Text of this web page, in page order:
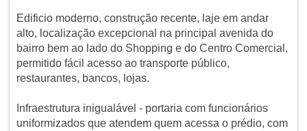
Edificio moderno, construção recente, laje em andar
alto, localização excepcional na principal avenida do
bairro bem ao lado do Shopping e do Centro Comercial,
permitido fácil acesso ao transporte público,
restaurantes, bancos, lojas.
Infraestrutura inigualável - portaria com funcionários
uniformizados que atendem quem acessa o prédio, com